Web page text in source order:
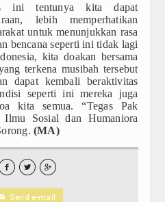
ini tentunya kita dapat
lebih memperhatikan
untuk menunjukkan rasa
bencana seperti ini tidak lagi
kita doakan bersama
terkena musibah tersebut
dapat kembali beraktivitas
seperti ini mereka juga
kita semua. “Tegas Pak
Sosial dan Humaniora
(MA)
  
Send e-mail